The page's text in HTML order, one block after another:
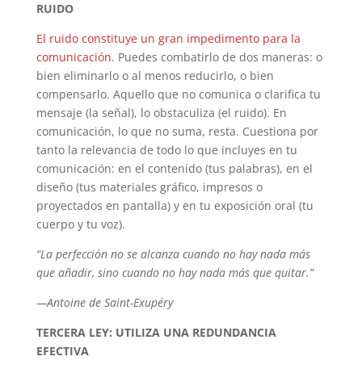
RUIDO
El ruido constituye un gran impedimento para la
comunicación. Puedes combatirlo de dos maneras: o
bien eliminarlo o al menos reducirlo, o bien
compensarlo. Aquello que no comunica o clarifica tu
mensaje (la señal), lo obstaculiza (el ruido). En
comunicación, lo que no suma, resta. Cuestiona por
tanto la relevancia de todo lo que incluyes en tu
comunicación: en el contenido (tus palabras), en el
diseño (tus materiales gráfico, impresos o
proyectados en pantalla) y en tu exposición oral (tu
cuerpo y tu voz).
“La perfección no se alcanza cuando no hay nada más
que añadir, sino cuando no hay nada más que quitar.”
—Antoine de Saint-Exupéry
TERCERA LEY: UTILIZA UNA REDUNDANCIA
EFECTIVA